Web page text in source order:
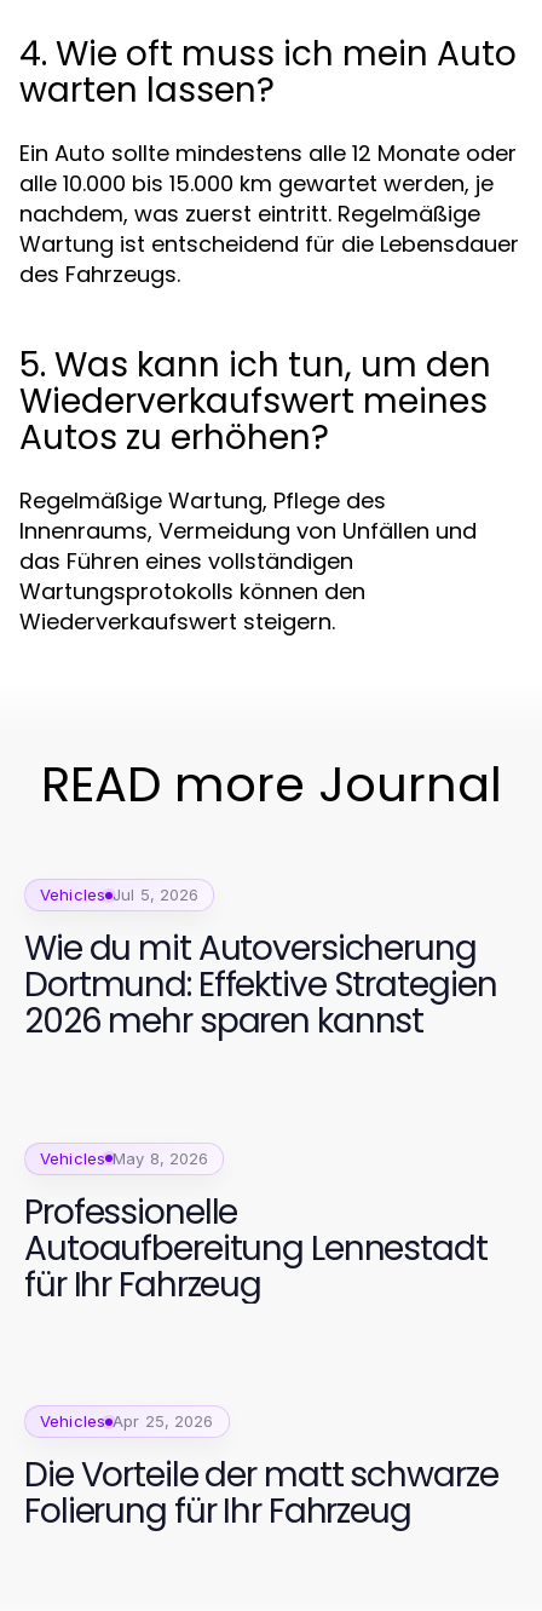
4. Wie oft muss ich mein Auto
warten lassen?
Ein Auto sollte mindestens alle 12 Monate oder
alle 10.000 bis 15.000 km gewartet werden, je
nachdem, was zuerst eintritt. Regelmäßige
Wartung ist entscheidend für die Lebensdauer
des Fahrzeugs.
5. Was kann ich tun, um den
Wiederverkaufswert meines
Autos zu erhöhen?
Regelmäßige Wartung, Pflege des
Innenraums, Vermeidung von Unfällen und
das Führen eines vollständigen
Wartungsprotokolls können den
Wiederverkaufswert steigern.
READ more Journal
Vehicles Jul 5, 2026
Wie du mit Autoversicherung
Dortmund: Effektive Strategien
2026 mehr sparen kannst
Vehicles May 8, 2026
Professionelle
Autoaufbereitung Lennestadt
für Ihr Fahrzeug
Vehicles Apr 25, 2026
Die Vorteile der matt schwarze
Folierung für Ihr Fahrzeug